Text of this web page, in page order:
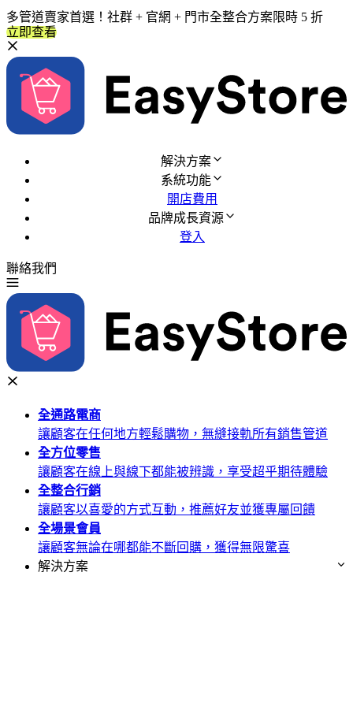
多管道賣家首選！社群 + 官網 + 門市全整合方案限時 5 折
立即查看
解決方案
系統功能
開店費用
品牌成長資源
登入
聯絡我們
全通路電商
讓顧客在任何地方輕鬆購物，無縫接軌所有銷售管道
全方位零售
讓顧客在線上與線下都能被辨識，享受超乎期待體驗
全整合行銷
讓顧客以喜愛的方式互動，推薦好友並獲專屬回饋
全場景會員
讓顧客無論在哪都能不斷回購，獲得無限驚喜
解決方案